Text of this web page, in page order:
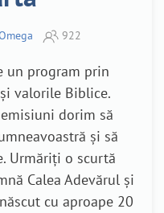
922
un program prin
valorile Biblice.
dorim să
și să
Urmăriți o scurtă
Calea Adevărul și
cu aproape 20